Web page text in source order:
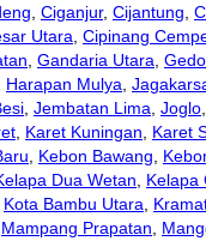
, Ciganjur, Cijantung,
Utara, Cipinang
, Gandaria Utara,
Harapan Mulya,
, Jembatan Lima, Joglo,
, Karet Kuningan, Karet
, Kebon Bawang,
Dua Wetan, Kelapa
Kota Bambu Utara,
Mampang Prapatan,